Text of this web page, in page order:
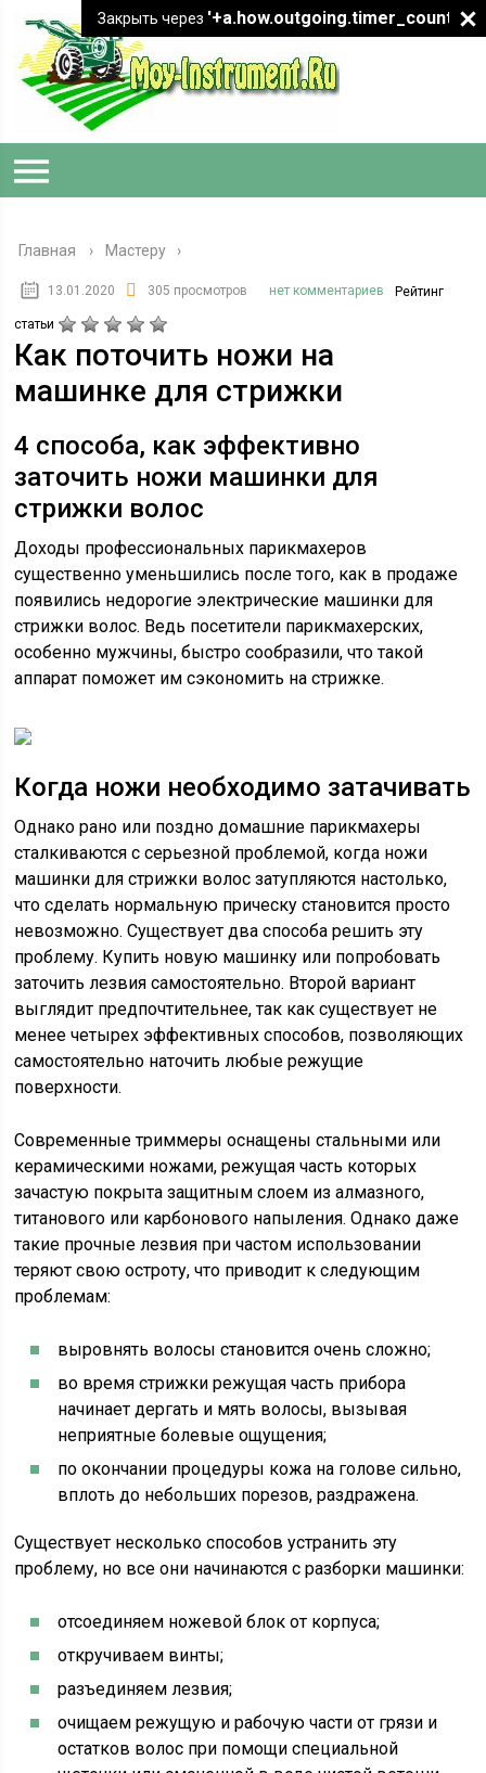
Главная › Мастеру
13.01.2020 305 просмотров нет комментариев Рейтинг
статьи
Как поточить ножи на
машинке для стрижки
4 способа, как эффективно
заточить ножи машинки для
стрижки волос
Доходы профессиональных парикмахеров
существенно уменьшились после того, как в продаже
появились недорогие электрические машинки для
стрижки волос. Ведь посетители парикмахерских,
особенно мужчины, быстро сообразили, что такой
аппарат поможет им сэкономить на стрижке.
Когда ножи необходимо затачивать
Однако рано или поздно домашние парикмахеры
сталкиваются с серьезной проблемой, когда ножи
машинки для стрижки волос затупляются настолько,
что сделать нормальную прическу становится просто
невозможно. Существует два способа решить эту
проблему. Купить новую машинку или попробовать
заточить лезвия самостоятельно. Второй вариант
выглядит предпочтительнее, так как существует не
менее четырех эффективных способов, позволяющих
самостоятельно наточить любые режущие
поверхности.
Современные триммеры оснащены стальными или
керамическими ножами, режущая часть которых
зачастую покрыта защитным слоем из алмазного,
титанового или карбонового напыления. Однако даже
такие прочные лезвия при частом использовании
теряют свою остроту, что приводит к следующим
проблемам:
выровнять волосы становится очень сложно;
во время стрижки режущая часть прибора
начинает дергать и мять волосы, вызывая
неприятные болевые ощущения;
по окончании процедуры кожа на голове сильно,
вплоть до небольших порезов, раздражена.
Существует несколько способов устранить эту
проблему, но все они начинаются с разборки машинки:
отсоединяем ножевой блок от корпуса;
откручиваем винты;
разъединяем лезвия;
очищаем режущую и рабочую части от грязи и
остатков волос при помощи специальной
Закрыть через '+a.how.outgoing.timer_count+"